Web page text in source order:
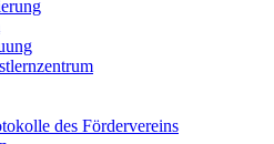
des Fördervereins